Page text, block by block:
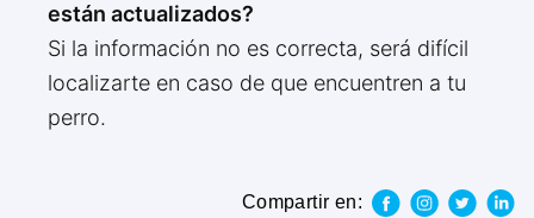
están actualizados?
Si la información no es correcta, será difícil
localizarte en caso de que encuentren a tu
perro.
Compartir en: